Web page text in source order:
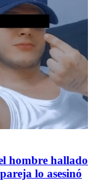
hombre hallado
lo asesinó